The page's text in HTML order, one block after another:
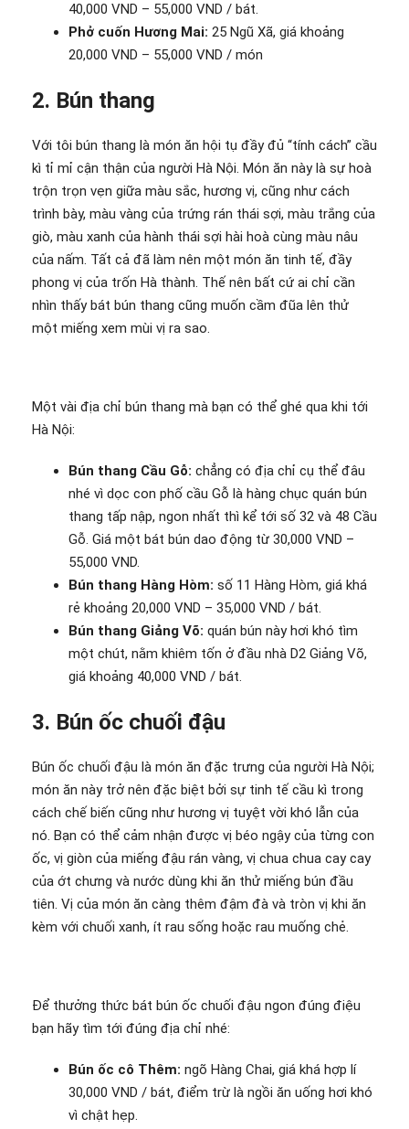
40,000 VND – 55,000 VND / bát.
Phở cuốn Hương Mai: 25 Ngũ Xã, giá khoảng
20,000 VND – 55,000 VND / món
2. Bún thang
Với tôi bún thang là món ăn hội tụ đầy đủ “tính cách” cầu
kì tỉ mỉ cận thận của người Hà Nội. Món ăn này là sự hoà
trộn trọn vẹn giữa màu sắc, hương vị, cũng như cách
trình bày, màu vàng của trứng rán thái sợi, màu trắng của
giò, màu xanh của hành thái sợi hài hoà cùng màu nâu
của nấm. Tất cả đã làm nên một món ăn tinh tế, đầy
phong vị của trốn Hà thành. Thế nên bất cứ ai chỉ cần
nhìn thấy bát bún thang cũng muốn cầm đũa lên thử
một miếng xem mùi vị ra sao.
Một vài địa chỉ bún thang mà bạn có thể ghé qua khi tới
Hà Nội:
Bún thang Cầu Gỗ: chẳng có địa chỉ cụ thể đâu
nhé vì dọc con phố cầu Gỗ là hàng chục quán bún
thang tấp nập, ngon nhất thì kể tới số 32 và 48 Cầu
Gỗ. Giá một bát bún dao động từ 30,000 VND –
55,000 VND.
Bún thang Hàng Hòm: số 11 Hàng Hòm, giá khá
rẻ khoảng 20,000 VND – 35,000 VND / bát.
Bún thang Giảng Võ: quán bún này hơi khó tìm
một chút, nằm khiêm tốn ở đầu nhà D2 Giảng Võ,
giá khoảng 40,000 VND / bát.
3. Bún ốc chuối đậu
Bún ốc chuối đậu là món ăn đặc trưng của người Hà Nội;
món ăn này trở nên đặc biệt bởi sự tinh tế cầu kì trong
cách chế biến cũng như hương vị tuyệt vời khó lẫn của
nó. Bạn có thể cảm nhận được vị béo ngậy của từng con
ốc, vị giòn của miếng đậu rán vàng, vị chua chua cay cay
của ớt chưng và nước dùng khi ăn thử miếng bún đầu
tiên. Vị của món ăn càng thêm đậm đà và tròn vị khi ăn
kèm với chuối xanh, ít rau sống hoặc rau muống chẻ.
Để thưởng thức bát bún ốc chuối đậu ngon đúng điệu
bạn hãy tìm tới đúng địa chỉ nhé:
Bún ốc cô Thêm: ngõ Hàng Chai, giá khá hợp lí
30,000 VND / bát, điểm trừ là ngồi ăn uống hơi khó
vì chật hẹp.